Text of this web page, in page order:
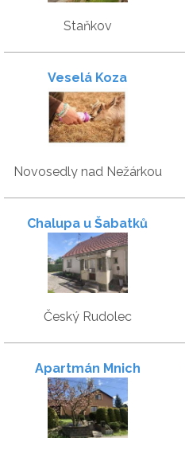
Staňkov
Veselá Koza
Novosedly nad Nežárkou
Chalupa u Šabatků
Český Rudolec
Apartmán Mnich